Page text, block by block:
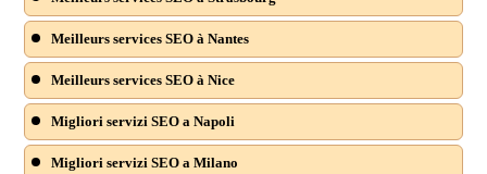
Meilleurs services SEO à Nantes
Meilleurs services SEO à Nice
Migliori servizi SEO a Napoli
Migliori servizi SEO a Milano